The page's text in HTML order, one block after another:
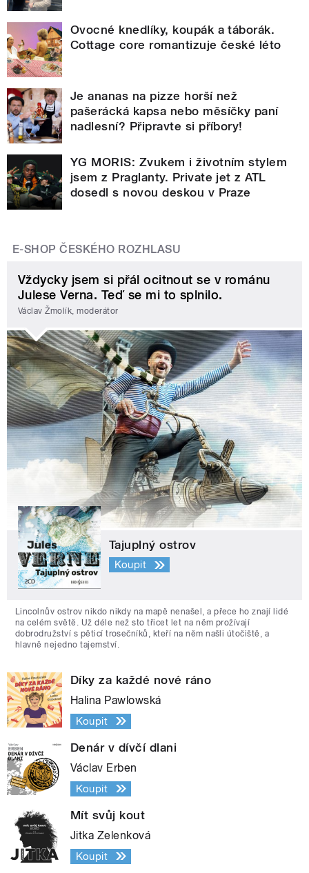
Ovocné knedlíky, koupák a táborák.
Cottage core romantizuje české léto
Je ananas na pizze horší než
pašerácká kapsa nebo měsíčky paní
nadlesní? Připravte si příbory!
YG MORIS: Zvukem i životním stylem
jsem z Praglanty. Private jet z ATL
dosedl s novou deskou v Praze
E-SHOP ČESKÉHO ROZHLASU
Vždycky jsem si přál ocitnout se v románu
Julese Verna. Teď se mi to splnilo.
Václav Žmolík, moderátor
Tajuplný ostrov
Koupit
Lincolnův ostrov nikdo nikdy na mapě nenašel, a přece ho znají lidé
na celém světě. Už déle než sto třicet let na něm prožívají
dobrodružství s pěticí trosečníků, kteří na něm našli útočiště, a
hlavně nejedno tajemství.
Díky za každé nové ráno
Halina Pawlowská
Koupit
Denár v dívčí dlani
Václav Erben
Koupit
Mít svůj kout
Jitka Zelenková
Koupit